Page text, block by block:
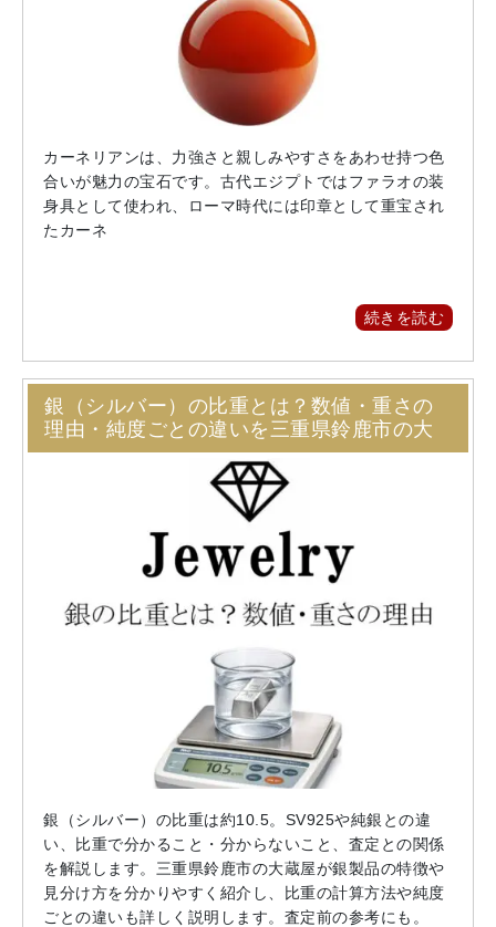
カーネリアンは、力強さと親しみやすさをあわせ持つ色
合いが魅力の宝石です。古代エジプトではファラオの装
身具として使われ、ローマ時代には印章として重宝され
たカーネ
続きを読む
銀（シルバー）の比重とは？数値・重さの
理由・純度ごとの違いを三重県鈴鹿市の大
蔵屋が解説
銀（シルバー）の比重は約10.5。SV925や純銀との違
い、比重で分かること・分からないこと、査定との関係
を解説します。三重県鈴鹿市の大蔵屋が銀製品の特徴や
見分け方を分かりやすく紹介し、比重の計算方法や純度
ごとの違いも詳しく説明します。査定前の参考にも。